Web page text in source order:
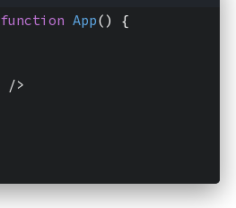
function App( ) {
/>